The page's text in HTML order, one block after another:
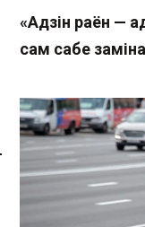
Спасылка без
«Адзін раён —
сам сабе